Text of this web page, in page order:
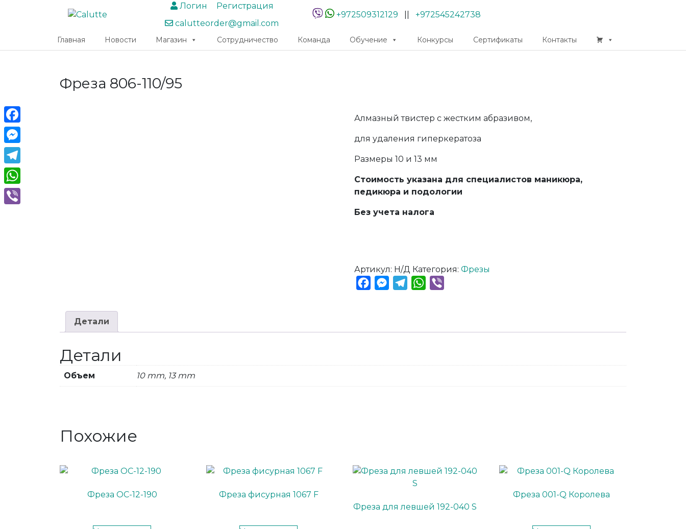
Логин
Регистрация
calutteorder@gmail.com
+972509312129 +972545242738
Главная Новости Магазин Сотрудничество Команда Обучение Конкурсы Сертификаты Контакты
Фреза 806-110/95
Алмазный твистер с жестким абразивом,
для удаления гиперкератоза
Размеры 10 и 13 мм
Стоимость указана для специалистов маникюра,
педикюра и подологии
Без учета налога
Артикул: Н/Д Категория:Фрезы
FacebookMessenger
TelegramWhatsApp
Детали
Детали
Объем 10 mm, 13 mm
Похожие
Фреза ОС-12-190 Фреза фисурная 1067 F
Фреза для левшей 192-040 S
Фреза 001-Q Королева
Facebook
Messenger
Telegram
WhatsApp